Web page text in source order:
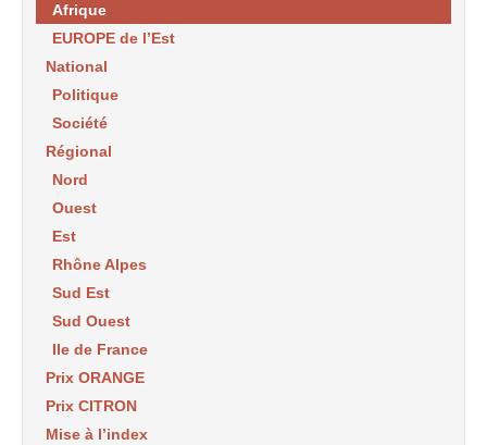
Afrique
EUROPE de l’Est
National
Politique
Société
Régional
Nord
Ouest
Est
Rhône Alpes
Sud Est
Sud Ouest
Ile de France
Prix ORANGE
Prix CITRON
Mise à l’index